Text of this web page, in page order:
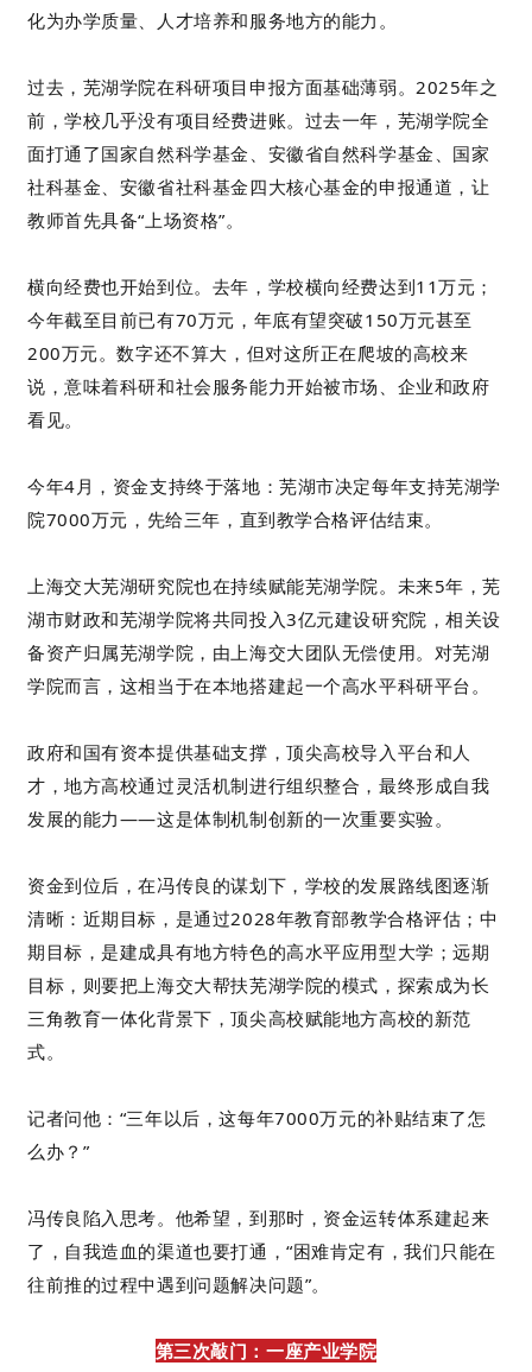
化为办学质量、人才培养和服务地方的能力。
过去，芜湖学院在科研项目申报方面基础薄弱。2025年之
前，学校几乎没有项目经费进账。过去一年，芜湖学院全
面打通了国家自然科学基金、安徽省自然科学基金、国家
社科基金、安徽省社科基金四大核心基金的申报通道，让
教师首先具备“上场资格”。
横向经费也开始到位。去年，学校横向经费达到11万元；
今年截至目前已有70万元，年底有望突破150万元甚至
200万元。数字还不算大，但对这所正在爬坡的高校来
说，意味着科研和社会服务能力开始被市场、企业和政府
看见。
今年4月，资金支持终于落地：芜湖市决定每年支持芜湖学
院7000万元，先给三年，直到教学合格评估结束。
上海交大芜湖研究院也在持续赋能芜湖学院。未来5年，芜
湖市财政和芜湖学院将共同投入3亿元建设研究院，相关设
备资产归属芜湖学院，由上海交大团队无偿使用。对芜湖
学院而言，这相当于在本地搭建起一个高水平科研平台。
政府和国有资本提供基础支撑，顶尖高校导入平台和人
才，地方高校通过灵活机制进行组织整合，最终形成自我
发展的能力——这是体制机制创新的一次重要实验。
资金到位后，在冯传良的谋划下，学校的发展路线图逐渐
清晰：近期目标，是通过2028年教育部教学合格评估；中
期目标，是建成具有地方特色的高水平应用型大学；远期
目标，则要把上海交大帮扶芜湖学院的模式，探索成为长
三角教育一体化背景下，顶尖高校赋能地方高校的新范
式。
记者问他：“三年以后，这每年7000万元的补贴结束了怎
么办？”
冯传良陷入思考。他希望，到那时，资金运转体系建起来
了，自我造血的渠道也要打通，“困难肯定有，我们只能在
往前推的过程中遇到问题解决问题”。
第三次敲门：一座产业学院